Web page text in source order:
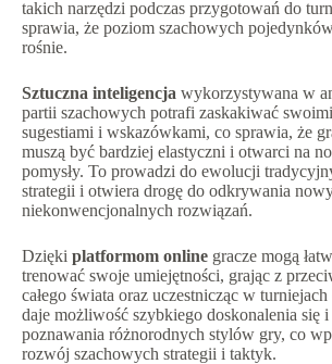
takich narzędzi podczas przygotowań do
sprawia, że poziom szachowych
rośnie.
Sztuczna inteligencja wykorzystywana w
partii szachowych potrafi zaskakiwać swoimi
sugestiami i wskazówkami, co sprawia, że
muszą być bardziej elastyczni i otwarci na
pomysły. To prowadzi do ewolucji
strategii i otwiera drogę do odkrywania
niekonwencjonalnych rozwiązań.
Dzięki platformom online gracze mogą
trenować swoje umiejętności, grając z
całego świata oraz uczestnicząc w
daje możliwość szybkiego doskonalenia się i
poznawania różnorodnych stylów gry, co
rozwój szachowych strategii i taktyk.